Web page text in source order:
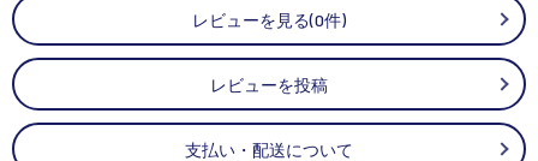
レビューを見る(0件)
レビューを投稿
支払い・配送について